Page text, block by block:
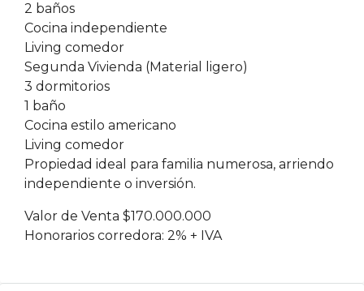
2 baños
Cocina independiente
Living comedor
Segunda Vivienda (Material ligero)
3 dormitorios
1 baño
Cocina estilo americano
Living comedor
Propiedad ideal para familia numerosa, arriendo
independiente o inversión.
Valor de Venta $170.000.000
Honorarios corredora: 2% + IVA